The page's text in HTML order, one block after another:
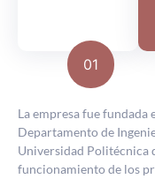
01
La empresa fue
Departamento de
Universidad Politécnica
funcionamiento de los